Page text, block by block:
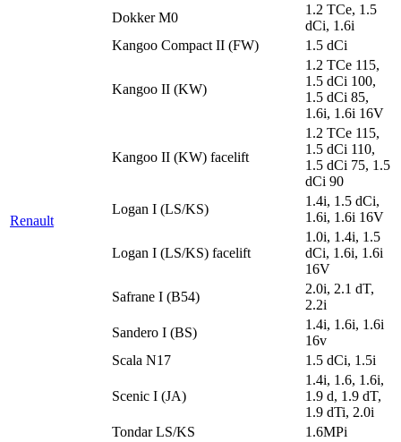
Renault
Dokker M0
1.2 TCe, 1.5
dCi, 1.6i
Kangoo Compact II (FW)
1.5 dCi
Kangoo II (KW)
1.2 TCe 115,
1.5 dCi 100,
1.5 dCi 85,
1.6i, 1.6i 16V
Kangoo II (KW) facelift
1.2 TCe 115,
1.5 dCi 110,
1.5 dCi 75, 1.5
dCi 90
Logan I (LS/KS)
1.4i, 1.5 dCi,
1.6i, 1.6i 16V
Logan I (LS/KS) facelift
1.0i, 1.4i, 1.5
dCi, 1.6i, 1.6i
16V
Safrane I (B54)
2.0i, 2.1 dT,
2.2i
Sandero I (BS)
1.4i, 1.6i, 1.6i
16v
Scala N17
1.5 dCi, 1.5i
Scenic I (JA)
1.4i, 1.6, 1.6i,
1.9 d, 1.9 dT,
1.9 dTi, 2.0i
Tondar LS/KS
1.6MPi